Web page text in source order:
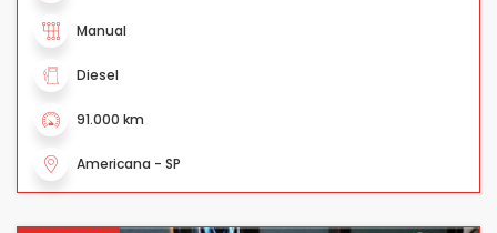
Manual
Diesel
91.000 km
Americana - SP